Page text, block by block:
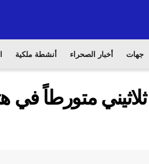
جهات أخبار الصحراء أنشطة ملكية
ثلاثيني متورطاً